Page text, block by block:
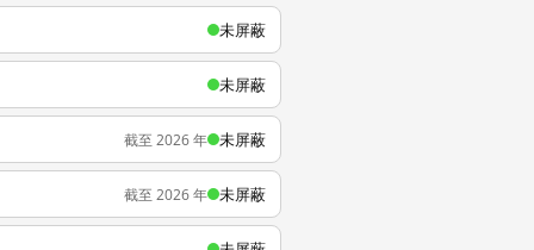
未屏蔽
未屏蔽
截至 2026 年 未屏蔽
截至 2026 年 未屏蔽